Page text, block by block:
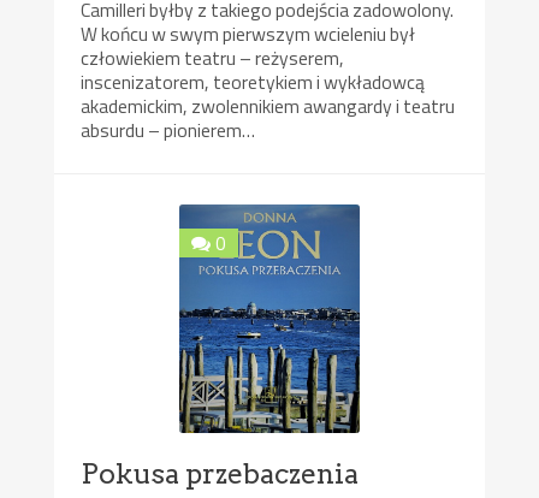
Camilleri byłby z takiego podejścia zadowolony.
W końcu w swym pierwszym wcieleniu był
człowiekiem teatru – reżyserem,
inscenizatorem, teoretykiem i wykładowcą
akademickim, zwolennikiem awangardy i teatru
absurdu – pionierem…
0
Pokusa przebaczenia